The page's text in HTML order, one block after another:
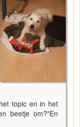
topic en in het
beetje om?"En